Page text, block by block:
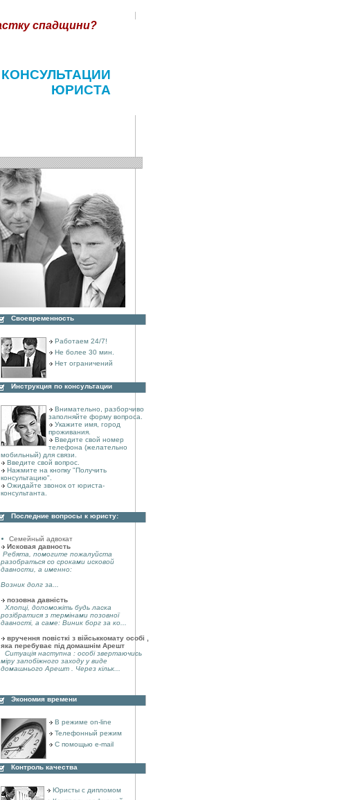
спадщини?
КОНСУЛЬТАЦИИ
ЮРИСТА
Своевременность
Работаем 24/7!
Не более 30 мин.
Нет ограничений
Инструкция по консультации
Внимательно, разборчиво
заполняйте форму вопроса.
Укажите имя, город
проживания.
Введите свой номер
телефона (желательно
мобильный) для связи.
Введите свой вопрос.
Нажмите на кнопку "Получить
консультацию".
Ожидайте звонок от юриста-
консультанта.
Последние вопросы к юристу:
Семейный адвокат
Исковая давность
Ребята, помогите пожалуйста
разобраться со сроками исковой
давности, а именно:
Возник долг за...
позовна давність
Хлопці, допоможіть будь ласка
розібратися з термінами позовної
давності, а саме: Виник борг за ко...
вручення повісткі з військкомату особі ,
яка перебуває під домашнім Арешт
Ситуація наступна : особі звертаючись
міру запобіжного заходу у виде
домашнього Арешт . Через кільк...
Экономия времени
В режиме on-line
Телефонный режим
С помощью e-mail
Контроль качества
Юристы с дипломом